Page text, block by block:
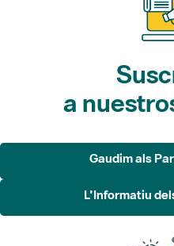
a
Gaudim als
L'Informatiu